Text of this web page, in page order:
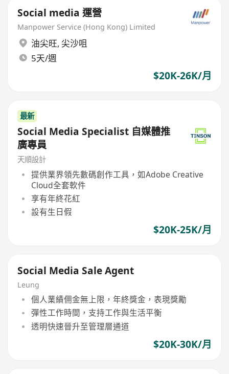
Social media 運營
Manpower Service (Hong Kong) Limited
油尖旺, 尖沙咀
5天/週
$20K-26K/月
最新
Social Media Specialist 自媒體推
廣專員
天順設計
提供業界領先數碼創作工具，如Adobe Creative
Cloud全套軟件
享有年終花紅
設有生日假
$20K-25K/月
Social Media Sale Agent
Leung
個人業績佣金無上限，年終獎金，表現獎勵
彈性工作時間，支持工作與生活平衡
透明快速晉升至管理層通道
$20K-30K/月